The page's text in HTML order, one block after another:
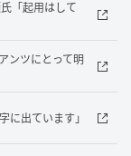
「起用はして
ンツにとって明
に出ています」